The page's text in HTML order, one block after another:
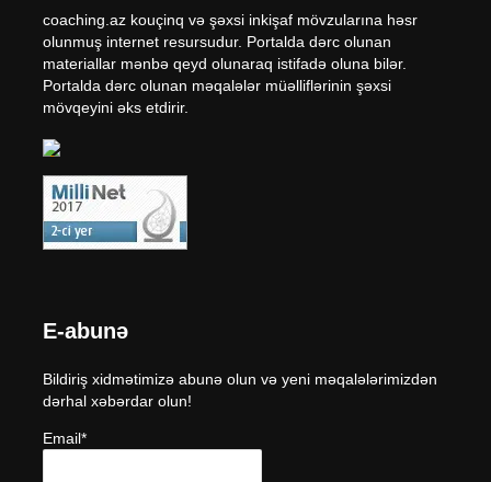
coaching.az kouçinq və şəxsi inkişaf mövzularına həsr
olunmuş internet resursudur. Portalda dərc olunan
materiallar mənbə qeyd olunaraq istifadə oluna bilər.
Portalda dərc olunan məqalələr müəlliflərinin şəxsi
mövqeyini əks etdirir.
E-abunə
Bildiriş xidmətimizə abunə olun və yeni məqalələrimizdən
dərhal xəbərdar olun!
Email*